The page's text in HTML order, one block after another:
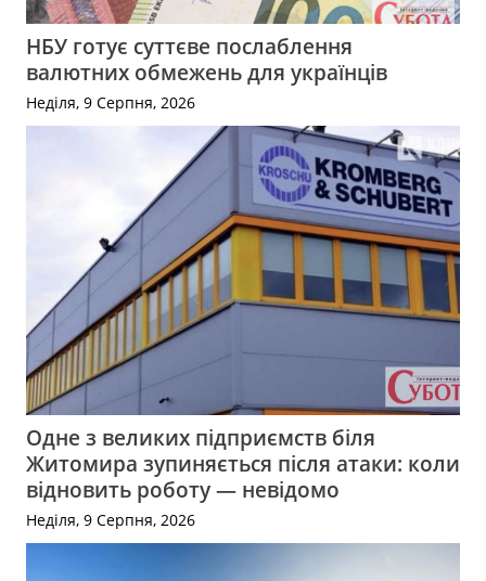
НБУ готує суттєве послаблення
валютних обмежень для українців
Неділя, 9 Серпня, 2026
Одне з великих підприємств біля
Житомира зупиняється після атаки: коли
відновить роботу — невідомо
Неділя, 9 Серпня, 2026